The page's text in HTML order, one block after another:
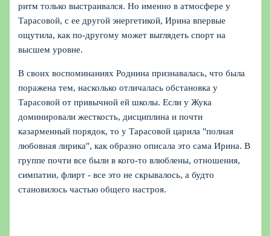
ритм только выстраивался. Но именно в атмосфере у
Тарасовой, с ее другой энергетикой, Ирина впервые
ощутила, как по‑другому может выглядеть спорт на
высшем уровне.
В своих воспоминаниях Роднина признавалась, что была
поражена тем, насколько отличалась обстановка у
Тарасовой от привычной ей школы. Если у Жука
доминировали жесткость, дисциплина и почти
казарменный порядок, то у Тарасовой царила "полная
любовная лирика", как образно описала это сама Ирина. В
группе почти все были в кого-то влюблены, отношения,
симпатии, флирт - все это не скрывалось, а будто
становилось частью общего настроя.